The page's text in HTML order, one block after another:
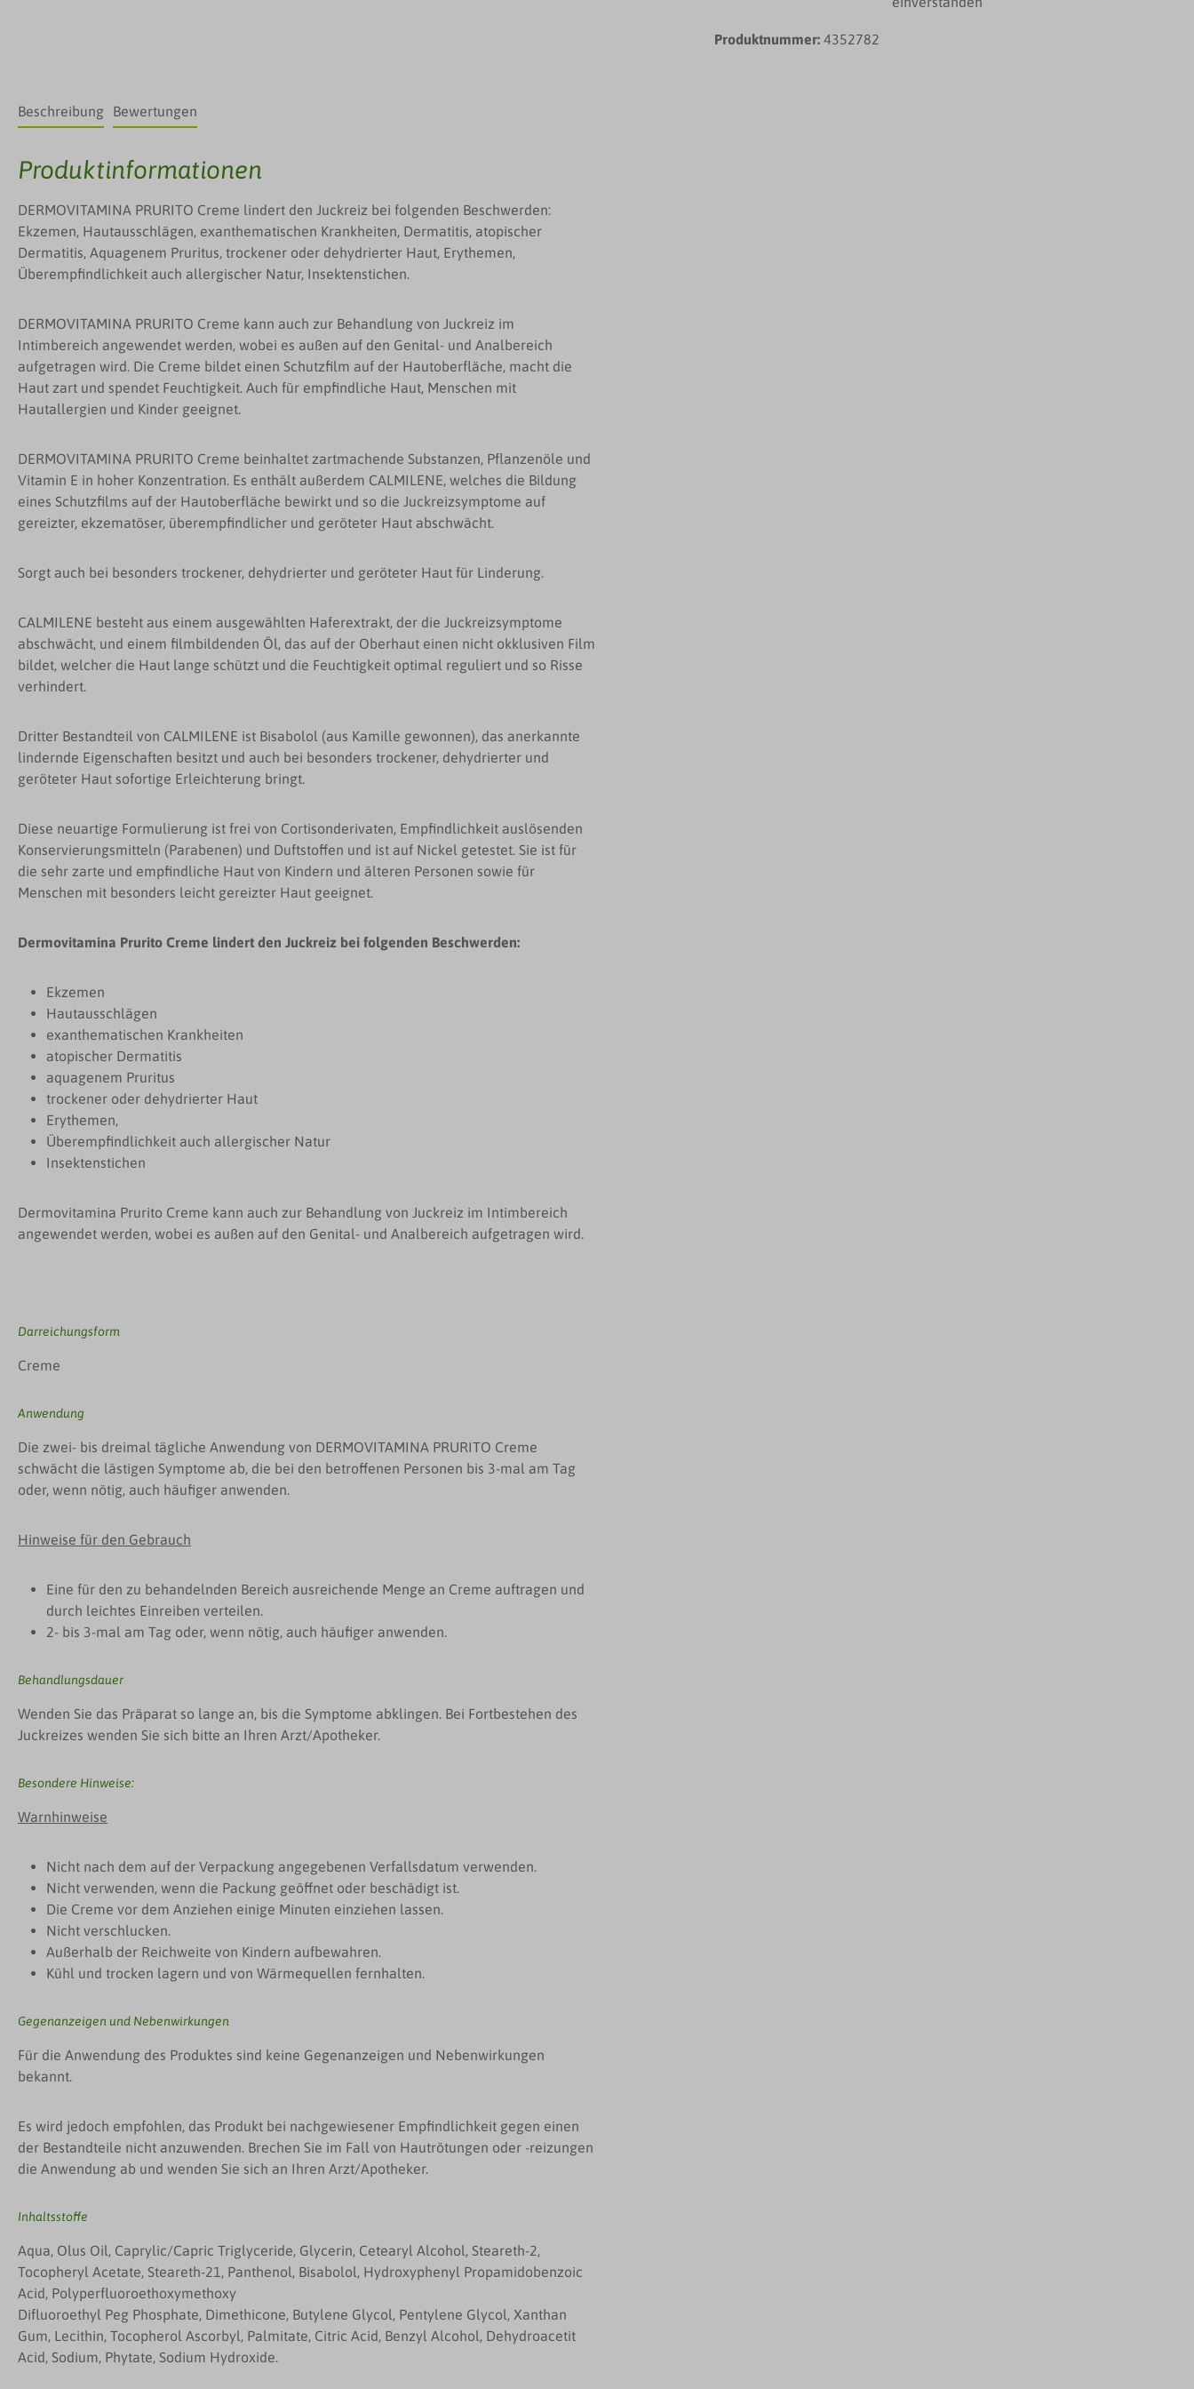
Produktnummer: 4352782
Beschreibung Bewertungen
Produktinformationen
DERMOVITAMINA PRURITO Creme lindert den Juckreiz bei folgenden Beschwerden:
Ekzemen, Hautausschlägen, exanthematischen Krankheiten, Dermatitis, atopischer
Dermatitis, Aquagenem Pruritus, trockener oder dehydrierter Haut, Erythemen,
Überempfindlichkeit auch allergischer Natur, Insektenstichen.
DERMOVITAMINA PRURITO Creme kann auch zur Behandlung von Juckreiz im
Intimbereich angewendet werden, wobei es außen auf den Genital- und Analbereich
aufgetragen wird. Die Creme bildet einen Schutzfilm auf der Hautoberfläche, macht die
Haut zart und spendet Feuchtigkeit. Auch für empfindliche Haut, Menschen mit
Hautallergien und Kinder geeignet.
DERMOVITAMINA PRURITO Creme beinhaltet zartmachende Substanzen, Pflanzenöle und
Vitamin E in hoher Konzentration. Es enthält außerdem CALMILENE, welches die Bildung
eines Schutzfilms auf der Hautoberfläche bewirkt und so die Juckreizsymptome auf
gereizter, ekzematöser, überempfindlicher und geröteter Haut abschwächt.
Sorgt auch bei besonders trockener, dehydrierter und geröteter Haut für Linderung.
CALMILENE besteht aus einem ausgewählten Haferextrakt, der die Juckreizsymptome
abschwächt, und einem filmbildenden Öl, das auf der Oberhaut einen nicht okklusiven Film
bildet, welcher die Haut lange schützt und die Feuchtigkeit optimal reguliert und so Risse
verhindert.
Dritter Bestandteil von CALMILENE ist Bisabolol (aus Kamille gewonnen), das anerkannte
lindernde Eigenschaften besitzt und auch bei besonders trockener, dehydrierter und
geröteter Haut sofortige Erleichterung bringt.
Diese neuartige Formulierung ist frei von Cortisonderivaten, Empfindlichkeit auslösenden
Konservierungsmitteln (Parabenen) und Duftstoffen und ist auf Nickel getestet. Sie ist für
die sehr zarte und empfindliche Haut von Kindern und älteren Personen sowie für
Menschen mit besonders leicht gereizter Haut geeignet.
Dermovitamina Prurito Creme lindert den Juckreiz bei folgenden Beschwerden:
Ekzemen
Hautausschlägen
exanthematischen Krankheiten
atopischer Dermatitis
aquagenem Pruritus
trockener oder dehydrierter Haut
Erythemen,
Überempfindlichkeit auch allergischer Natur
Insektenstichen
Dermovitamina Prurito Creme kann auch zur Behandlung von Juckreiz im Intimbereich
angewendet werden, wobei es außen auf den Genital- und Analbereich aufgetragen wird.
Darreichungsform
Creme
Anwendung
Die zwei- bis dreimal tägliche Anwendung von DERMOVITAMINA PRURITO Creme
schwächt die lästigen Symptome ab, die bei den betroffenen Personen bis 3-mal am Tag
oder, wenn nötig, auch häufiger anwenden.
Hinweise für den Gebrauch
Eine für den zu behandelnden Bereich ausreichende Menge an Creme auftragen und
durch leichtes Einreiben verteilen.
2- bis 3-mal am Tag oder, wenn nötig, auch häufiger anwenden.
Behandlungsdauer
Wenden Sie das Präparat so lange an, bis die Symptome abklingen. Bei Fortbestehen des
Juckreizes wenden Sie sich bitte an Ihren Arzt/Apotheker.
Besondere Hinweise:
Warnhinweise
Nicht nach dem auf der Verpackung angegebenen Verfallsdatum verwenden.
Nicht verwenden, wenn die Packung geöffnet oder beschädigt ist.
Die Creme vor dem Anziehen einige Minuten einziehen lassen.
Nicht verschlucken.
Außerhalb der Reichweite von Kindern aufbewahren.
Kühl und trocken lagern und von Wärmequellen fernhalten.
Gegenanzeigen und Nebenwirkungen
Für die Anwendung des Produktes sind keine Gegenanzeigen und Nebenwirkungen
bekannt.
Es wird jedoch empfohlen, das Produkt bei nachgewiesener Empfindlichkeit gegen einen
der Bestandteile nicht anzuwenden. Brechen Sie im Fall von Hautrötungen oder -reizungen
die Anwendung ab und wenden Sie sich an Ihren Arzt/Apotheker.
Inhaltsstoffe
Aqua, Olus Oil, Caprylic/Capric Triglyceride, Glycerin, Cetearyl Alcohol, Steareth-2,
Tocopheryl Acetate, Steareth-21, Panthenol, Bisabolol, Hydroxyphenyl Propamidobenzoic
Acid, Polyperfluoroethoxymethoxy
Difluoroethyl Peg Phosphate, Dimethicone, Butylene Glycol, Pentylene Glycol, Xanthan
Gum, Lecithin, Tocopherol Ascorbyl, Palmitate, Citric Acid, Benzyl Alcohol, Dehydroacetit
Acid, Sodium, Phytate, Sodium Hydroxide.